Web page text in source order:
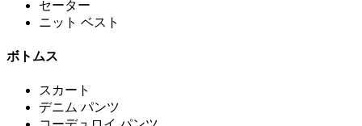
セーター
ニット ベスト
ボトムス
スカート
デニム パンツ